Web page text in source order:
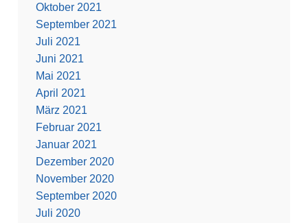
Oktober 2021
September 2021
Juli 2021
Juni 2021
Mai 2021
April 2021
März 2021
Februar 2021
Januar 2021
Dezember 2020
November 2020
September 2020
Juli 2020